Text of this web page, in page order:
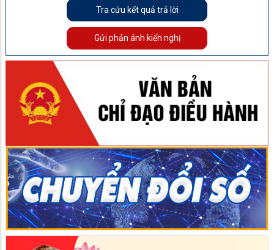
Tra cứu kết quả trả lời
Gửi phản ánh kiến nghị